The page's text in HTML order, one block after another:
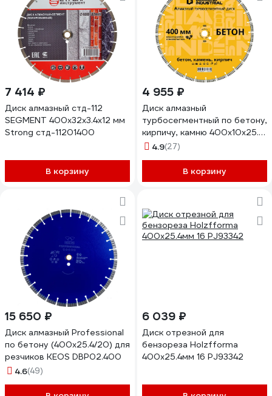
7 414 ₽
Диск алмазный стд-112
SEGMENT 400x32x3.4x12 мм
Strong стд-11201400
В корзину
4 955 ₽
Диск алмазный
турбосегментный по бетону,
кирпичу, камню 400x10x25.4
мм Diamond Industrial
4.9(27)
В корзину
15 650 ₽
Диск алмазный Professional
по бетону (400х25.4/20) для
резчиков KEOS DBP02.400
4.6(49)
6 039 ₽
Диск отрезной для
бензореза Holzfforma
400x25.4мм 16 PJ93342